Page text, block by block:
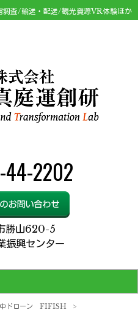
査/輸送・配送/観光資源VR体験ほか
2202
勝山620-5
振興センター
ドローン FIFISH
>